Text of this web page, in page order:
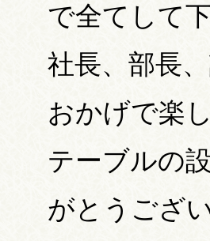
で全てして
社長、部長
おかげで楽
テーブルの
がとうござ